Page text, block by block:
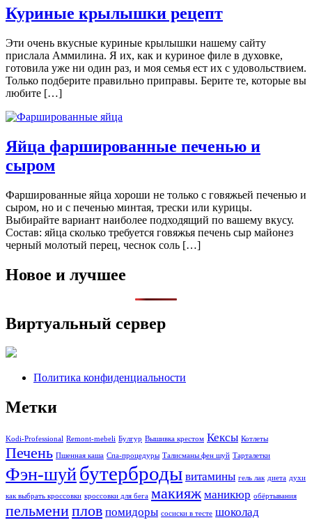
Куриные крылышки рецепт
Эти очень вкусные куриные крылышки нашему сайту
прислала Аммилина. Я их, как и куриное филе в духовке,
готовила уже ни один раз, и моя семья ест их с удовольствием.
Только подберите правильно приправы. Берите те, которые вы
любите […]
Яйца фаршированные печенью и
сыром
Фаршированные яйца хороши не только с говяжьей печенью и
сыром, но и с печенью минтая, трески или курицы.
Выбирайте вариант наиболее подходящий по вашему вкусу.
Состав: яйца сколько требуется говяжья печень сыр майонез
черный молотый перец, чеснок соль […]
Новое и лучшее
Виртуальный сервер
Политика конфиденциальности
Метки
Kodi-Professional Remont-mebeli Булгур Вышивка крестом Кексы Котлеты
Печень Пшенная каша Спа-процедуры Талисманы фен шуй Тарталетки
Фэн-шуйбутерброды витамины гель лак диета духи
как выбрать кроссовки кроссовки для бега макияж маникюр обёртывания
пельмениплов помидоры сосиски в тесте шоколад